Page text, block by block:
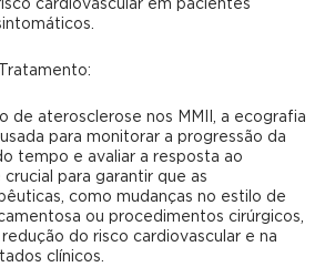
cardiovascular em pacientes
de aterosclerose nos MMII, a ecografia
para monitorar a progressão da
tempo e avaliar a resposta ao
para garantir que as
como mudanças no estilo de
ou procedimentos cirúrgicos,
do risco cardiovascular e na
clínicos.